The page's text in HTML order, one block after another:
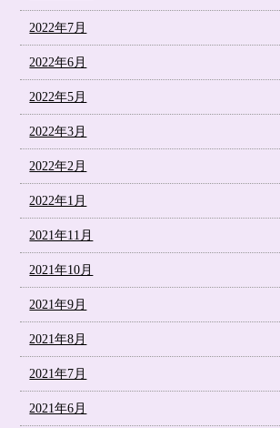
2022年7月
2022年6月
2022年5月
2022年3月
2022年2月
2022年1月
2021年11月
2021年10月
2021年9月
2021年8月
2021年7月
2021年6月